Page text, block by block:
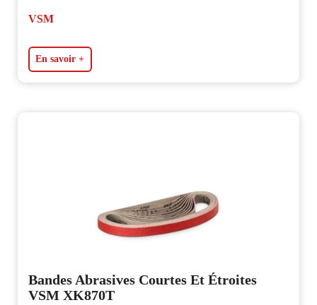
VSM
En savoir +
Bandes Abrasives Courtes Et Étroites
VSM XK870T